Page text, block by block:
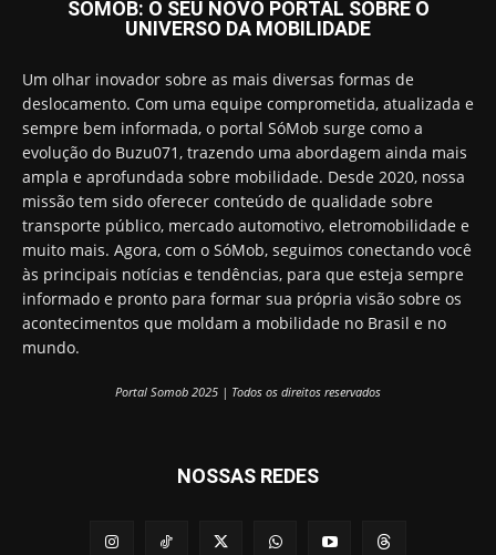
SOMOB: O SEU NOVO PORTAL SOBRE O
UNIVERSO DA MOBILIDADE
Um olhar inovador sobre as mais diversas formas de
deslocamento. Com uma equipe comprometida, atualizada e
sempre bem informada, o portal SóMob surge como a
evolução do Buzu071, trazendo uma abordagem ainda mais
ampla e aprofundada sobre mobilidade. Desde 2020, nossa
missão tem sido oferecer conteúdo de qualidade sobre
transporte público, mercado automotivo, eletromobilidade e
muito mais. Agora, com o SóMob, seguimos conectando você
às principais notícias e tendências, para que esteja sempre
informado e pronto para formar sua própria visão sobre os
acontecimentos que moldam a mobilidade no Brasil e no
mundo.
Portal Somob 2025 | Todos os direitos reservados
NOSSAS REDES